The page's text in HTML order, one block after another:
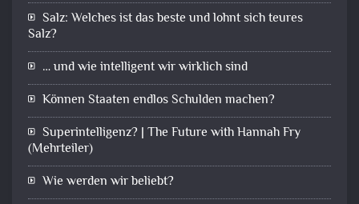
Salz: Welches ist das beste und lohnt sich teures
Salz?
… und wie intelligent wir wirklich sind
Können Staaten endlos Schulden machen?
Superintelligenz? | The Future with Hannah Fry
(Mehrteiler)
Wie werden wir beliebt?